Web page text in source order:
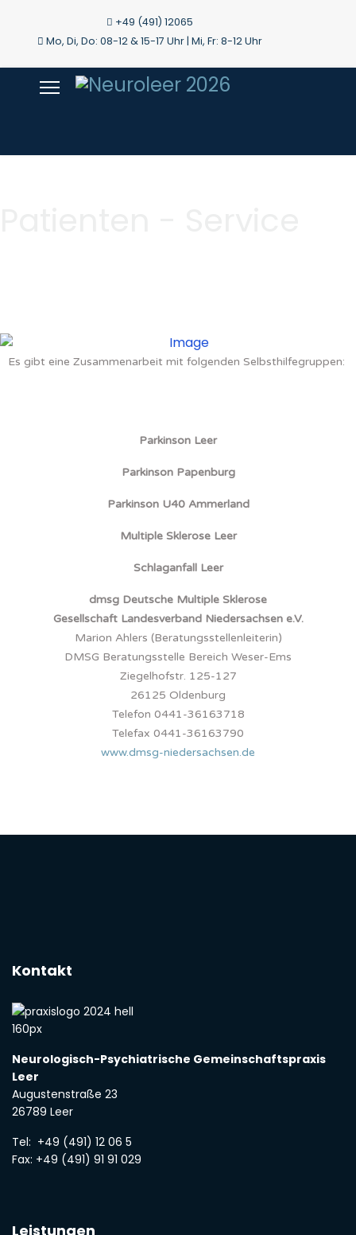
+49 (491) 12065
Mo, Di, Do: 08-12 & 15-17 Uhr | Mi, Fr: 8-12 Uhr
Es gibt eine Zusammenarbeit mit folgenden Selbsthilfegruppen:
Parkinson Leer
Parkinson Papenburg
Parkinson U40 Ammerland
Multiple Sklerose Leer
Schlaganfall Leer
dmsg Deutsche Multiple Sklerose
Gesellschaft Landesverband Niedersachsen e.V.
Marion Ahlers (Beratungsstellenleiterin)
DMSG Beratungsstelle Bereich Weser-Ems
Ziegelhofstr. 125-127
26125 Oldenburg
Telefon 0441-36163718
Telefax 0441-36163790
www.dmsg-niedersachsen.de
Kontakt
Neurologisch-Psychiatrische Gemeinschaftspraxis
Leer
Augustenstraße 23
26789 Leer
Tel: +49 (491) 12 06 5
Fax: +49 (491) 91 91 029
Leistungen